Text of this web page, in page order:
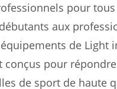
pour tous
aux
de Light
conçus pour
de sport de haute